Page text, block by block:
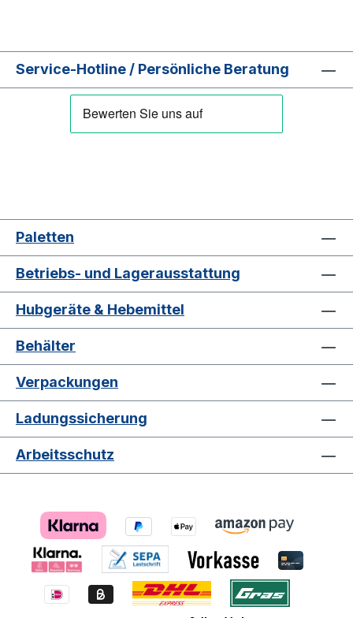
Service-Hotline / Persönliche Beratung
Paletten
Betriebs- und Lagerausstattung
Hubgeräte & Hebemittel
Behälter
Verpackungen
Ladungssicherung
Arbeitsschutz